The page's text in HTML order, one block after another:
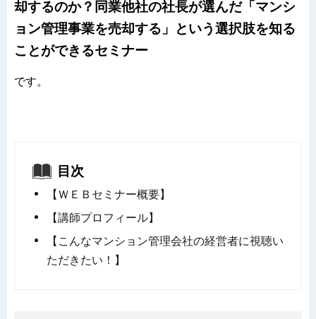
却するのか？同業他社の社長が選んだ「マンシ
ョン管理事業を売却する」という選択肢を知る
ことができるセミナー
です。
目次
【ＷＥＢセミナー概要】
【講師プロフィール】
【こんなマンション管理会社の経営者に視聴い
ただきたい！】